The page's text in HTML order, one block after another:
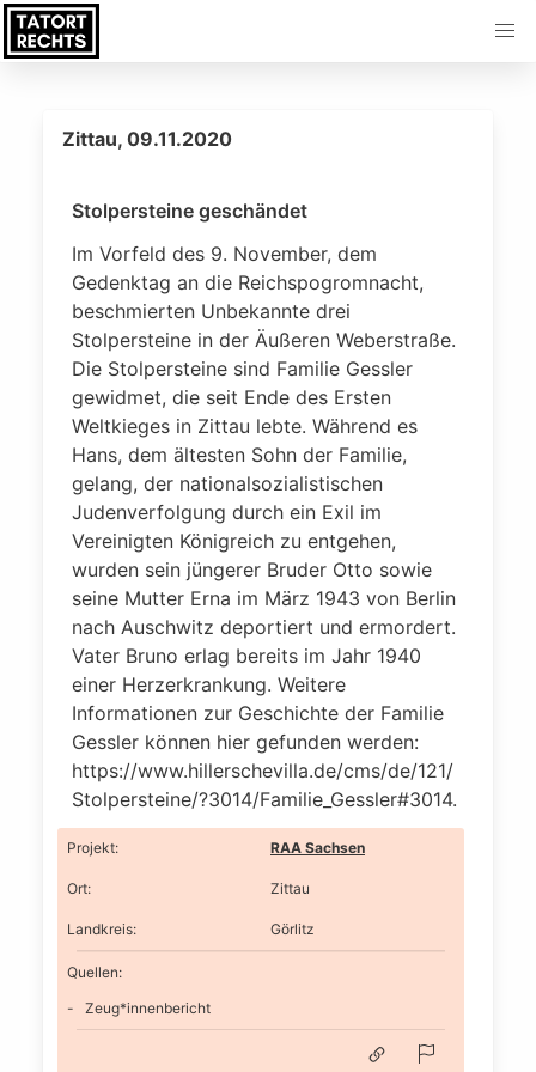
Zittau, 09.11.2020
Stolpersteine geschändet
Im Vorfeld des 9. November, dem
Gedenktag an die Reichspogromnacht,
beschmierten Unbekannte drei
Stolpersteine in der Äußeren Weberstraße.
Die Stolpersteine sind Familie Gessler
gewidmet, die seit Ende des Ersten
Weltkieges in Zittau lebte. Während es
Hans, dem ältesten Sohn der Familie,
gelang, der nationalsozialistischen
Judenverfolgung durch ein Exil im
Vereinigten Königreich zu entgehen,
wurden sein jüngerer Bruder Otto sowie
seine Mutter Erna im März 1943 von Berlin
nach Auschwitz deportiert und ermordert.
Vater Bruno erlag bereits im Jahr 1940
einer Herzerkrankung. Weitere
Informationen zur Geschichte der Familie
Gessler können hier gefunden werden:
https://www.hillerschevilla.de/cms/de/121/
Stolpersteine/?3014/Familie_Gessler#3014.
Projekt: RAA Sachsen
Ort: Zittau
Landkreis: Görlitz
Quellen:
Zeug*innenbericht